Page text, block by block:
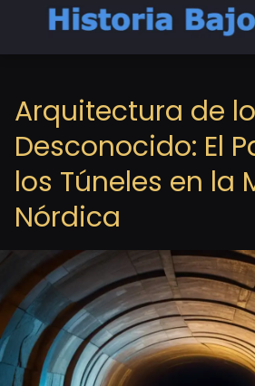
Arquitectura de lo
Desconocido: El
los Túneles en la
Nórdica